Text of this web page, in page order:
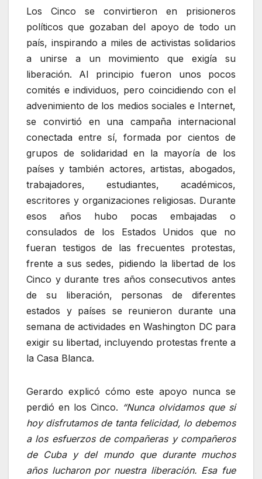
Los Cinco se convirtieron en prisioneros
políticos que gozaban del apoyo de todo un
país, inspirando a miles de activistas solidarios
a unirse a un movimiento que exigía su
liberación. Al principio fueron unos pocos
comités e individuos, pero coincidiendo con el
advenimiento de los medios sociales e Internet,
se convirtió en una campaña internacional
conectada entre sí, formada por cientos de
grupos de solidaridad en la mayoría de los
países y también actores, artistas, abogados,
trabajadores, estudiantes, académicos,
escritores y organizaciones religiosas. Durante
esos años hubo pocas embajadas o
consulados de los Estados Unidos que no
fueran testigos de las frecuentes protestas,
frente a sus sedes, pidiendo la libertad de los
Cinco y durante tres años consecutivos antes
de su liberación, personas de diferentes
estados y países se reunieron durante una
semana de actividades en Washington DC para
exigir su libertad, incluyendo protestas frente a
la Casa Blanca.
Gerardo explicó cómo este apoyo nunca se
perdió en los Cinco. “Nunca olvidamos que si
hoy disfrutamos de tanta felicidad, lo debemos
a los esfuerzos de compañeras y compañeros
de Cuba y del mundo que durante muchos
años lucharon por nuestra liberación. Esa fue